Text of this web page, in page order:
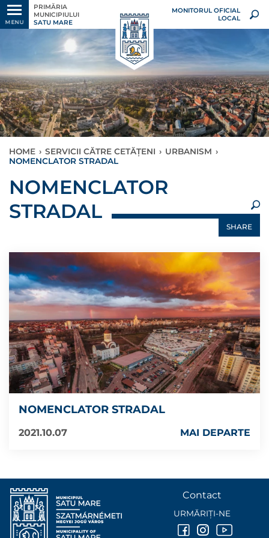
MENU
PRIMĂRIA
MUNICIPIULUI
SATU MARE
MONITORUL OFICIAL
LOCAL
HOME › SERVICII CĂTRE CETĂȚENI › URBANISM ›
NOMENCLATOR STRADAL
NOMENCLATOR
STRADAL
SHARE
NOMENCLATOR STRADAL
2021.10.07 MAI DEPARTE
Contact
URMĂRIȚI-NE